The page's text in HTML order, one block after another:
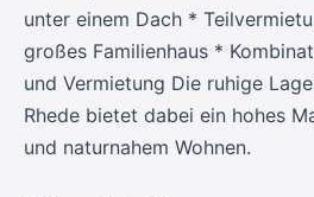
unter einem Dach *
großes Familienhaus *
und Vermietung Die ruhige
Rhede bietet dabei ein hohes
und naturnahem Wohnen.